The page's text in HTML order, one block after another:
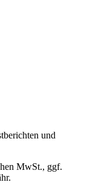
und
MwSt., ggf.